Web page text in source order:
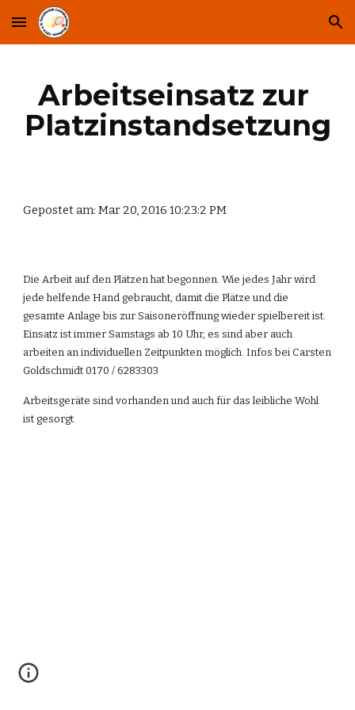
Skip to main content Skip to navigation
Arbeitseinsatz zur
Platzinstandsetzung
Gepostet am: Mar 20, 2016 10:23:2 PM
Die Arbeit auf den Plätzen hat begonnen. Wie jedes Jahr wird
jede helfende Hand gebraucht, damit die Plätze und die
gesamte Anlage bis zur Saisoneröffnung wieder spielbereit ist.
Einsatz ist immer Samstags ab 10 Uhr, es sind aber auch
arbeiten an individuellen Zeitpunkten möglich. Infos bei Carsten
Goldschmidt 0170 / 6283303
Arbeitsgeräte sind vorhanden und auch für das leibliche Wohl
ist gesorgt.